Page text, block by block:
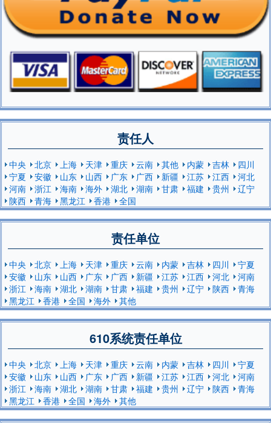
责任人
中央 北京 上海 天津 重庆 云南 其他 内蒙 吉林
四川
宁夏
安徽 山东 山西 广东 广西 新疆 江苏 江西
河北
河南
浙江 海南 海外 湖北 湖南 甘肃 福建 贵州
辽宁
陕西
青海 黑龙江 香港 全国
责任单位
中央 北京 上海 天津 重庆 云南 内蒙 吉林 四川
宁夏
安徽
山东 山西 广东 广西 新疆 江苏 江西 河北
河南
浙江
海南 湖北 湖南 甘肃 福建 贵州 辽宁 陕西
青海
黑龙江
香港 全国 海外 其他
610系统责任单位
中央 北京 上海 天津 重庆 云南 内蒙 吉林 四川
宁夏
安徽
山东 山西 广东 广西 新疆 江苏 江西 河北
河南
浙江
海南 湖北 湖南 甘肃 福建 贵州 辽宁 陕西
青海
黑龙江
香港 全国 海外 其他